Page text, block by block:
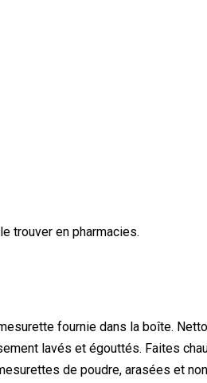
trouver en pharmacies.
fournie dans la boîte.
lavés et égouttés. Faites
de poudre, arasées et